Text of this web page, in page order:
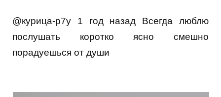
@курица-р7у 1 год назад Всегда люблю
послушать коротко ясно смешно
порадуешься от души